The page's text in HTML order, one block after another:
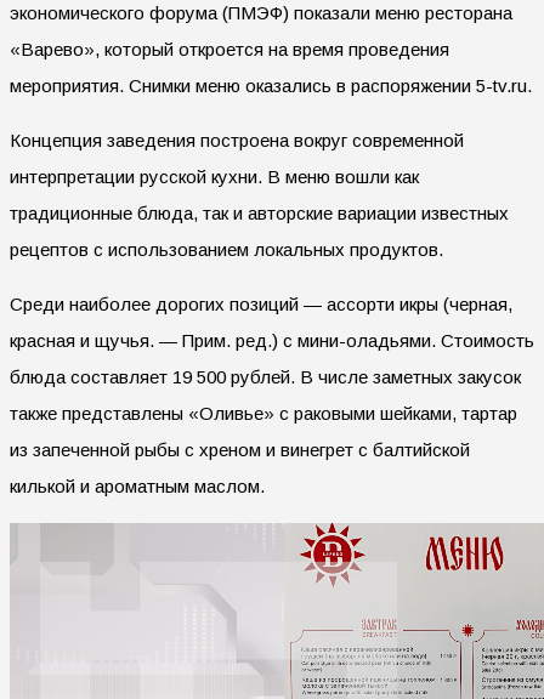
экономического форума (ПМЭФ) показали меню ресторана
«Варево», который откроется на время проведения
мероприятия. Снимки меню оказались в распоряжении 5-tv.ru.
Концепция заведения построена вокруг современной
интерпретации русской кухни. В меню вошли как
традиционные блюда, так и авторские вариации известных
рецептов с использованием локальных продуктов.
Среди наиболее дорогих позиций — ассорти икры (черная,
красная и щучья. — Прим. ред.) с мини-оладьями. Стоимость
блюда составляет 19 500 рублей. В числе заметных закусок
также представлены «Оливье» с раковыми шейками, тартар
из запеченной рыбы с хреном и винегрет с балтийской
килькой и ароматным маслом.